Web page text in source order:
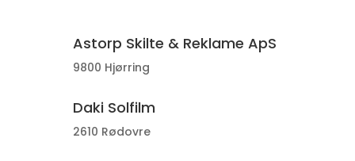
Astorp Skilte & Reklame ApS
9800 Hjørring
Daki Solfilm
2610 Rødovre